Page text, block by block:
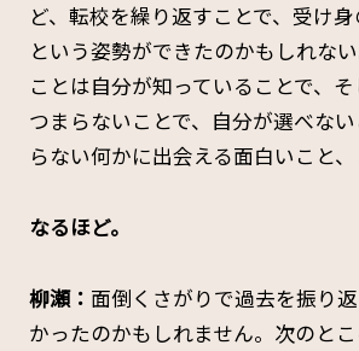
ど、転校を繰り返すことで、受け
という姿勢ができたのかもしれな
ことは自分が知っていることで、
つまらないことで、自分が選べな
らない何かに出会える面白いこと、
――なるほど。
柳瀬： 面倒くさがりで過去を振り
かったのかもしれません。次のと